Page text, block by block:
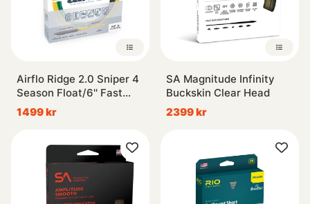
Airflo Ridge 2.0 Sniper 4
Season Float/6'' Fast
Interm. tip
1499 kr
SA Magnitude Infinity
Buckskin Clear Head
2399 kr